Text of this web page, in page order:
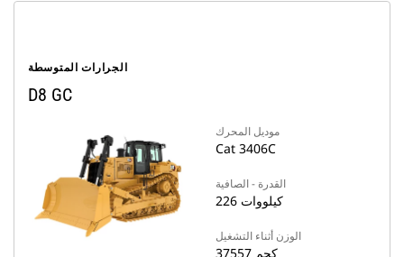
الجرارات المتوسطة
D8 GC
موديل المحرك
Cat 3406C
القدرة - الصافية
226 كيلووات
الوزن أثناء التشغيل
37557 كجم